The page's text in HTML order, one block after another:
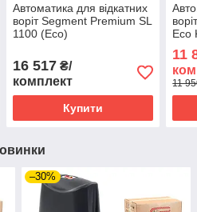
Автоматика для відкатних
воріт Segment Premium SL
1100 (Eco)
16 517₴/
комплект
Купити
Eco
11
11
–30%